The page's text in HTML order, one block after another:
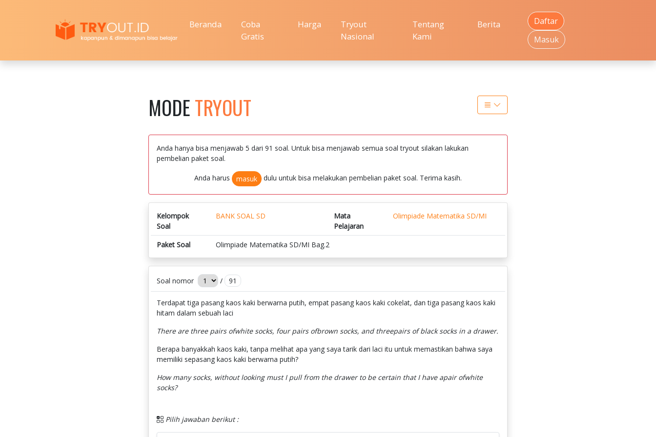
Beranda
Coba
Gratis
Harga
Tryout
Nasional
Tentang
Kami
Berita
Daftar
Masuk
MODETRYOUT
Anda hanya bisa menjawab 5 dari 91 soal. Untuk bisa menjawab semua soal tryout silakan lakukan
pembelian paket soal.
Anda harus masuk dulu untuk bisa melakukan pembelian paket soal. Terima kasih.
Kelompok
Soal
BANK SOAL SD
Mata
Pelajaran
Olimpiade Matematika SD/MI
Paket Soal Olimpiade Matematika SD/MI Bag.2
Soal nomor / 91
Terdapat tiga pasang kaos kaki berwarna putih, empat pasang kaos kaki cokelat, dan tiga pasang kaos kaki
hitam dalam sebuah laci
There are three pairs ofwhite socks, four pairs ofbrown socks, and threepairs of black socks in a drawer.
Berapa banyakkah kaos kaki, tanpa melihat apa yang saya tarik dari laci itu untuk memastikan bahwa saya
memiliki sepasang kaos kaki berwarna putih?
How many socks, without looking must I pull from the drawer to be certain that I have apair ofwhite
socks?
Pilih jawaban berikut :